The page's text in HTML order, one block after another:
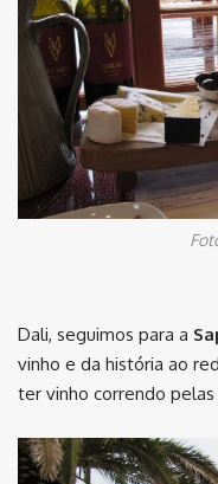
Dali, seguimos para a
vinho e da história ao
ter vinho correndo pelas